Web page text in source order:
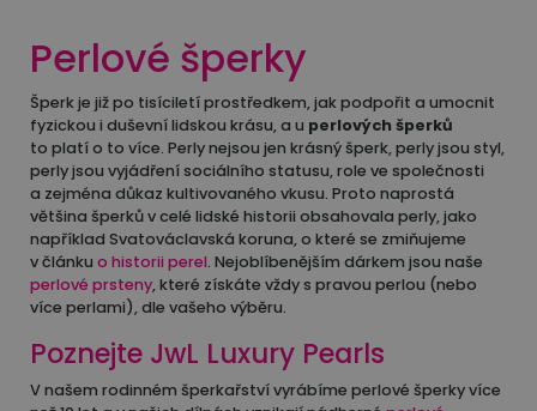
Perlové šperky
Šperk je již po tisíciletí prostředkem, jak podpořit a umocnit
fyzickou i duševní lidskou krásu, a u perlových šperků
to platí o to více. Perly nejsou jen krásný šperk, perly jsou styl,
perly jsou vyjádření sociálního statusu, role ve společnosti
a zejména důkaz kultivovaného vkusu. Proto naprostá
většina šperků v celé lidské historii obsahovala perly, jako
například Svatováclavská koruna, o které se zmiňujeme
v článku o historii perel. Nejoblíbenějším dárkem jsou naše
perlové prsteny, které získáte vždy s pravou perlou (nebo
více perlami), dle vašeho výběru.
Poznejte JwL Luxury Pearls
V našem rodinném šperkařství vyrábíme perlové šperky více